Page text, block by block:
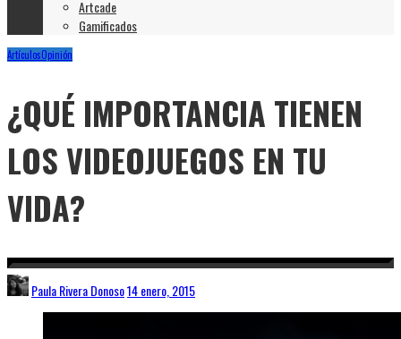
Artcade
Gamificados
ArtículosOpinión
¿QUÉ IMPORTANCIA TIENEN
LOS VIDEOJUEGOS EN TU
VIDA?
Paula Rivera Donoso14 enero, 2015